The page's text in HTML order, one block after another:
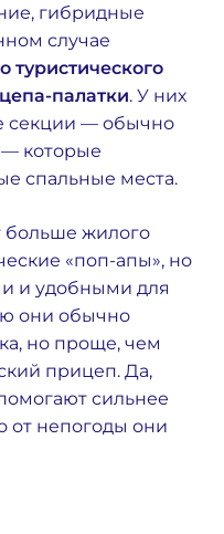
гибридные
случае
туристического
палатки. У них
секции — обычно
— которые
спальные места.
жилого
«поп-апы», но
и удобными для
они обычно
но проще, чем
прицеп. Да,
сильнее
от непогоды они